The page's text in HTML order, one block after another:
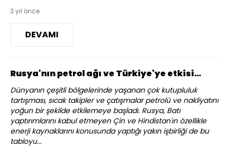
3 yıl önce
DEVAMI
Rusya'nın petrol ağı ve Türkiye'ye etkisi…
Dünyanın çeşitli bölgelerinde yaşanan çok kutupluluk
tartışması, sıcak takipler ve çatışmalar petrolü ve nakliyatını
yoğun bir şekilde etkilemeye başladı. Rusya, Batı
yaptırımlarını kabul etmeyen Çin ve Hindistan'ın özellikle
enerji kaynaklarını konusunda yaptığı yakın işbirliği de bu
tabloyu...